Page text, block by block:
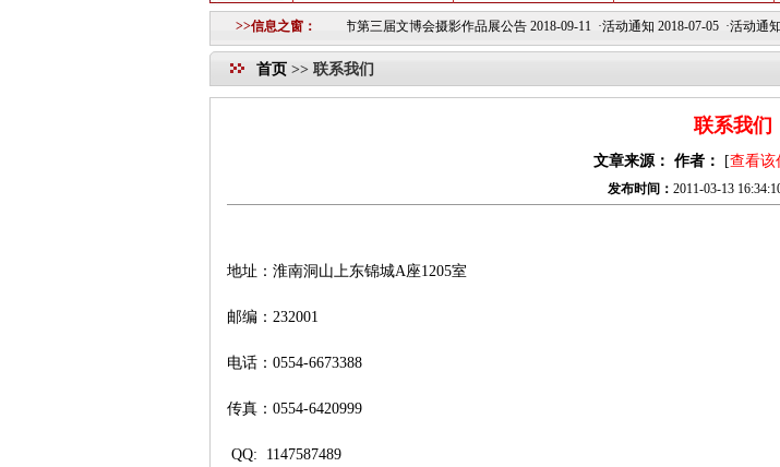
>>信息之窗：
2018-10-11 ·淮南市第三届文博会摄影作品展公告2018-09-11 ·活动通知2018-07-05 ·活动通知
首页 >> 联系我们
联系我们
文章来源： 作者： [查看该
发布时间： 2011-03-13
地址：淮南洞山上东锦城A座1205室
邮编：232001
电话：0554-6673388
传真：0554-6420999
QQ: 1147587489